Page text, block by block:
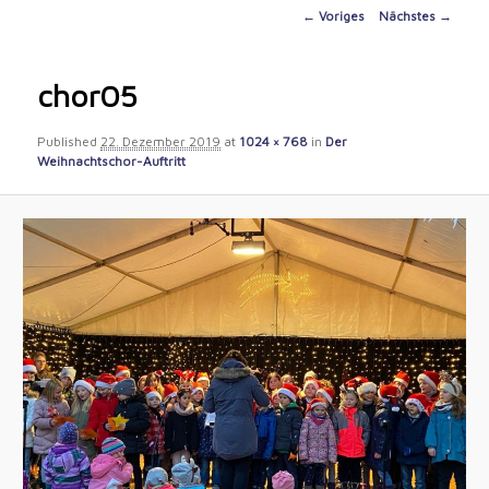
Image
← Voriges Nächstes →
chor05
Published 22. Dezember 2019 at 1024 × 768 in Der
Weihnachtschor-Auftritt